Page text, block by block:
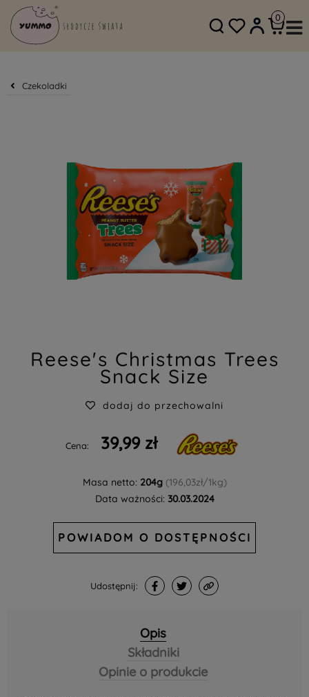
SKLEP@YUMMO.PL
Czekoladki
Reese's Christmas Trees
Snack Size
dodaj do przechowalni
Cena: 39,99 zł
Masa netto: 204g (196,03zł/1kg)
Data ważności: 30.03.2024
POWIADOM O DOSTĘPNOŚCI
Udostępnij:
Opis
Składniki
Opinie o produkcie